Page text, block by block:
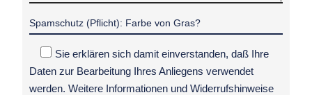
Sie erklären sich damit einverstanden, daß Ihre
Daten zur Bearbeitung Ihres Anliegens verwendet
werden. Weitere Informationen und Widerrufshinweise